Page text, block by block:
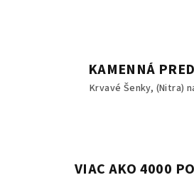
KAMENNÁ
Krvavé Šenky, (Nitra)
VIAC AKO 4000